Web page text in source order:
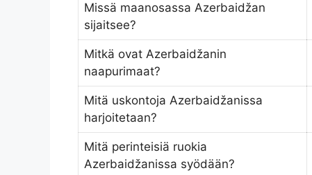
Missä maanosassa Azerbaidžan
sijaitsee?
Mitkä ovat Azerbaidžanin
naapurimaat?
Mitä uskontoja Azerbaidžanissa
harjoitetaan?
Mitä perinteisiä ruokia
Azerbaidžanissa syödään?